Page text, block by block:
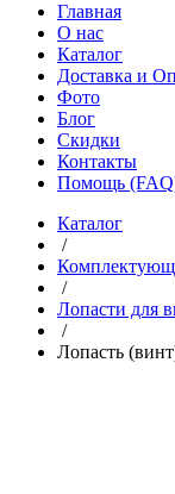
Главная
О нас
Каталог
Доставка и
Фото
Блог
Скидки
Контакты
Помощь
Каталог
/
/
Лопасти для
/
Лопасть